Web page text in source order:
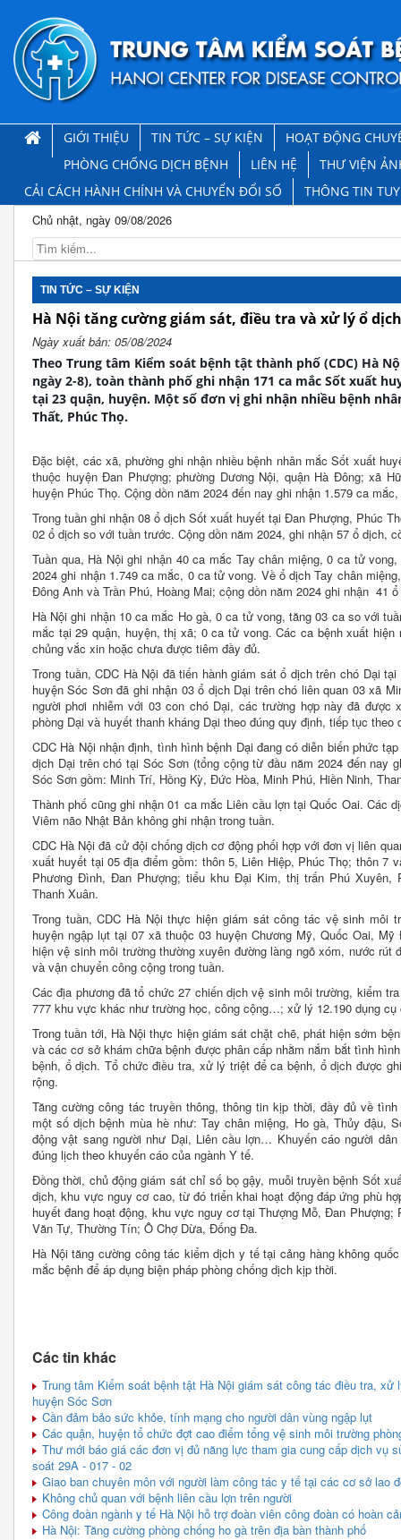
GIỚI THIỆU TIN TỨC – SỰ KIỆN
HOẠT ĐỘNG
PHÒNG CHỐNG DỊCH BỆNH
LIÊN HỆ
THƯ VIỆN
CẢI CÁCH HÀNH CHÍNH VÀ CHUYỂN ĐỔI SỐ
THÔNG TIN
Chủ nhật, ngày 09/08/2026
TIN TỨC – SỰ KIỆN
Hà Nội tăng cường giám sát, điều tra và xử lý ổ
Ngày xuất bản: 05/08/2024
Theo Trung tâm Kiểm soát bệnh tật thành phố (CDC) Hà
ngày 2-8), toàn thành phố ghi nhận 171 ca mắc Sốt xuất
tại 23 quận, huyện. Một số đơn vị ghi nhận nhiều bệnh
Thất, Phúc Thọ.
Đặc biệt, các xã, phường ghi nhận nhiều bệnh nhân mắc Sốt xuất
thuộc huyện Đan Phượng; phường Dương Nội, quận Hà Đông; xã
huyện Phúc Thọ. Cộng dồn năm 2024 đến nay ghi nhận 1.579 ca
Trong tuần ghi nhận 08 ổ dịch Sốt xuất huyết tại Đan Phượng, Phúc
02 ổ dịch so với tuần trước. Cộng dồn năm 2024, ghi nhận 57 ổ dịch,
Tuần qua, Hà Nội ghi nhận 40 ca mắc Tay chân miệng, 0 ca tử
2024 ghi nhận 1.749 ca mắc, 0 ca tử vong. Về ổ dịch Tay chân
Đông Anh và Trần Phú, Hoàng Mai; cộng dồn năm 2024 ghi nhận 41
Hà Nội ghi nhận 10 ca mắc Ho gà, 0 ca tử vong, tăng 03 ca so với
mắc tại 29 quận, huyện, thị xã; 0 ca tử vong. Các ca bệnh xuất
chủng vắc xin hoặc chưa được tiêm đầy đủ.
Trong tuần, CDC Hà Nội đã tiến hành giám sát ổ dịch trên chó Dại
huyện Sóc Sơn đã ghi nhận 03 ổ dịch Dại trên chó liên quan 03 xã
người phơi nhiễm với 03 con chó Dại, các trường hợp này đã
phòng Dại và huyết thanh kháng Dại theo đúng quy định, tiếp tục theo
CDC Hà Nội nhận định, tình hình bệnh Dại đang có diễn biến phức
dịch Dại trên chó tại Sóc Sơn (tổng cộng từ đầu năm 2024 đến nay
Sóc Sơn gồm: Minh Trí, Hồng Kỳ, Đức Hòa, Minh Phú, Hiền Ninh,
Thành phố cũng ghi nhận 01 ca mắc Liên cầu lợn tại Quốc Oai. Các
Viêm não Nhật Bản không ghi nhận trong tuần.
CDC Hà Nội đã cử đội chống dịch cơ động phối hợp với đơn vị liên
xuất huyết tại 05 địa điểm gồm: thôn 5, Liên Hiệp, Phúc Thọ; thôn 7
Phương Đình, Đan Phượng; tiểu khu Đại Kim, thị trấn Phú Xuyên,
Thanh Xuân.
Trong tuần, CDC Hà Nội thực hiện giám sát công tác vệ sinh môi
huyện ngập lụt tại 07 xã thuộc 03 huyện Chương Mỹ, Quốc Oai,
hiện vệ sinh môi trường thường xuyên đường làng ngõ xóm, nước
và vận chuyển công cộng trong tuần.
Các địa phương đã tổ chức 27 chiến dịch vệ sinh môi trường, kiểm
777 khu vực khác như trường học, công cộng…; xử lý 12.190 dụng cụ
Trong tuần tới, Hà Nội thực hiện giám sát chặt chẽ, phát hiện sớm
và các cơ sở khám chữa bệnh được phân cấp nhằm nắm bắt tình
bệnh, ổ dịch. Tổ chức điều tra, xử lý triệt để ca bệnh, ổ dịch được
rộng.
Tăng cường công tác truyền thông, thông tin kịp thời, đầy đủ về
một số dịch bệnh mùa hè như: Tay chân miệng, Ho gà, Thủy đậu,
động vật sang người như Dại, Liên cầu lợn… Khuyến cáo người
đúng lịch theo khuyến cáo của ngành Y tế.
Đồng thời, chủ động giám sát chỉ số bọ gậy, muỗi truyền bệnh Sốt
dịch, khu vực nguy cơ cao, từ đó triển khai hoạt động đáp ứng phù
huyết đang hoạt động, khu vực nguy cơ tại Thượng Mỗ, Đan
Văn Tự, Thường Tín; Ô Chợ Dừa, Đống Đa.
Hà Nội tăng cường công tác kiểm dịch y tế tại cảng hàng không
mắc bệnh để áp dụng biện pháp phòng chống dịch kịp thời.
Các tin khác
Trung tâm Kiểm soát bệnh tật Hà Nội giám sát công tác điều tra,
huyện Sóc Sơn
Cần đảm bảo sức khỏe, tính mạng cho người dân vùng ngập lụt
Các quận, huyện tổ chức đợt cao điểm tổng vệ sinh môi trường
Thư mới báo giá các đơn vị đủ năng lực tham gia cung cấp dịch vụ
soát 29A - 017 - 02
Giao ban chuyên môn với người làm công tác y tế tại các cơ sở lao
Không chủ quan với bệnh liên cầu lợn trên người
Công đoàn ngành y tế Hà Nội hỗ trợ đoàn viên công đoàn có hoàn
Hà Nội: Tăng cường phòng chống ho gà trên địa bàn thành phố